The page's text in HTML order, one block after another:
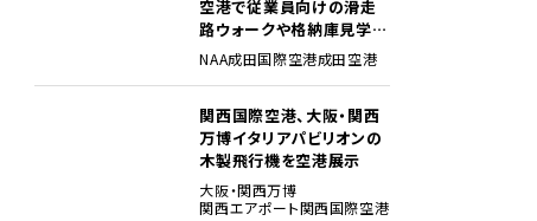
空港で従業員向けの滑走
路ウォークや格納庫見学イ
ベントを初開催
NAA成田国際空港成田空港
関西国際空港、大阪・関西
万博イタリアパビリオンの
木製飛行機を空港展示
大阪・関西万博
関西エアポート関西国際空港